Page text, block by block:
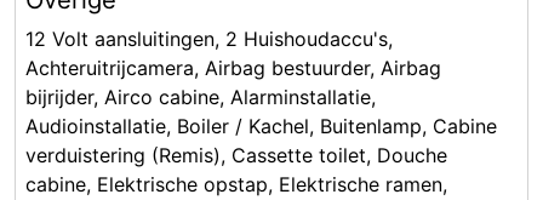
12 Volt aansluitingen, 2 Huishoudaccu's,
Achteruitrijcamera, Airbag bestuurder, Airbag
bijrijder, Airco cabine, Alarminstallatie,
Audioinstallatie, Boiler / Kachel, Buitenlamp, Cabine
verduistering (Remis), Cassette toilet, Douche
cabine, Elektrische opstap, Elektrische ramen,